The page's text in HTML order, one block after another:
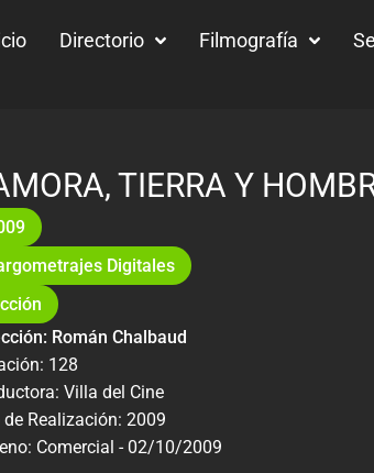
Directorio Filmografía
TIERRA Y
Digitales
Román Chalbaud
128
Villa del Cine
de Realización: 2009
Comercial - 02/10/2009